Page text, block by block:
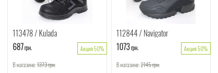
113478 Kulada
687грн.
Акция 50%
В магазине:1373грн.
112844 Navigator
1073грн.
Акция 50%
В магазине:2145грн.